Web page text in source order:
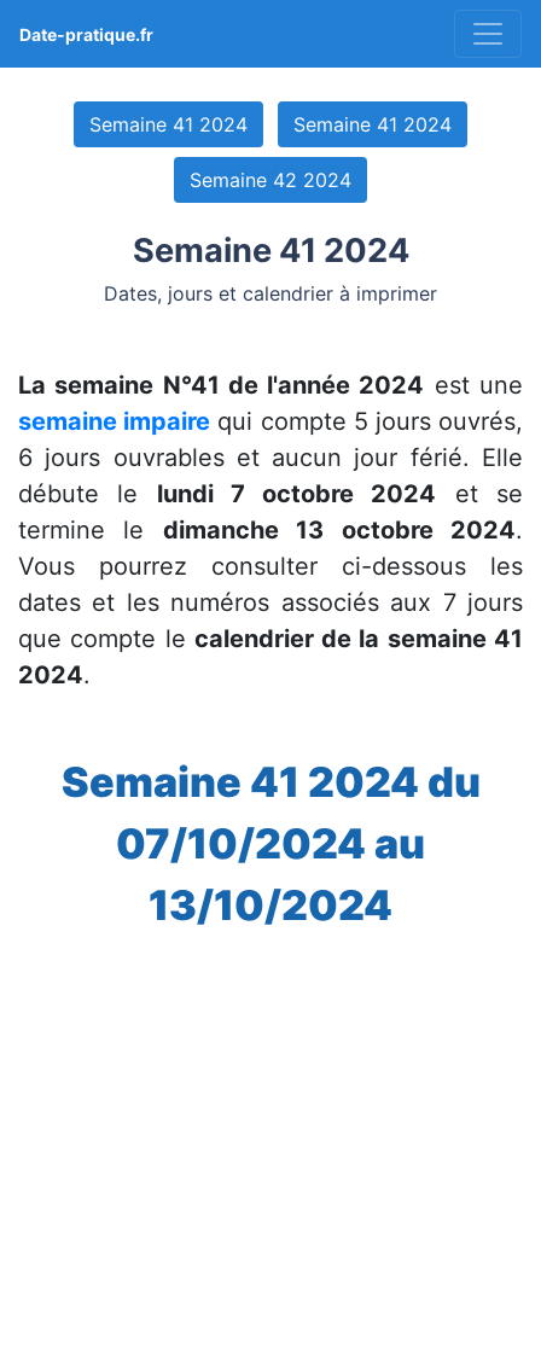
Date-pratique.fr
Semaine 41 2024 Semaine 41 2024
Semaine 42 2024
Semaine 41 2024
Dates, jours et calendrier à imprimer
La semaine N°41 de l'année 2024 est une
semaine impaire qui compte 5 jours ouvrés,
6 jours ouvrables et aucun jour férié. Elle
débute le lundi 7 octobre 2024 et se
termine le dimanche 13 octobre 2024.
Vous pourrez consulter ci-dessous les
dates et les numéros associés aux 7 jours
que compte le calendrier de la semaine 41
2024.
Semaine 41 2024 du
07/10/2024 au
13/10/2024